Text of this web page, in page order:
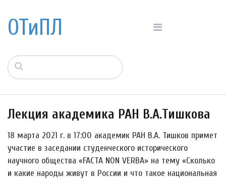
ОТиПЛ
Лекция академика РАН В.А.Тишкова
18 марта 2021 г. в 17:00 академик РАН В.А. Тишков примет
участие в заседании студенческого исторического
научного общества «FACTA NON VERBA» на тему «Сколько
и какие народы живут в России и что такое национальная